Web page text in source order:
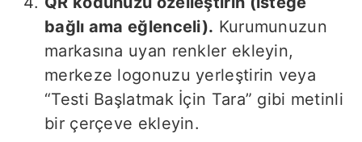
bağlı ama eğlenceli). Kurumunuzun
markasına uyan renkler ekleyin,
merkeze logonuzu yerleştirin veya
“Testi Başlatmak İçin Tara” gibi metinli
bir çerçeve ekleyin.